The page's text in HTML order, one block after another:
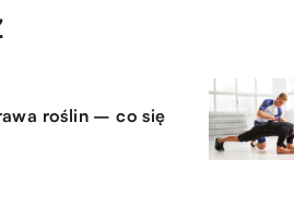
roślin – co się